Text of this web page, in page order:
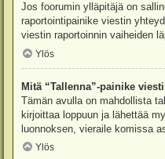
Jos foorumin ylläpitäjä on
raportointipainike viestin
viestin raportoinnin vaiheiden
Ylös
Mitä “Tallenna”-painike
Tämän avulla on mahdollista
kirjoittaa loppuun ja lähettää
luonnoksen, vieraile komissa
Ylös